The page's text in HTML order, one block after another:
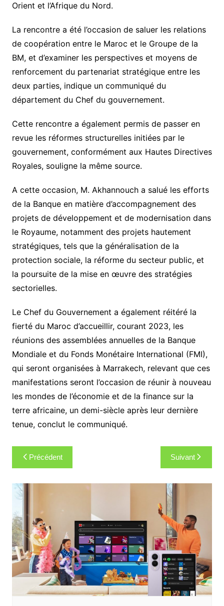
Orient et l’Afrique du Nord.
La rencontre a été l’occasion de saluer les relations
de coopération entre le Maroc et le Groupe de la
BM, et d’examiner les perspectives et moyens de
renforcement du partenariat stratégique entre les
deux parties, indique un communiqué du
département du Chef du gouvernement.
Cette rencontre a également permis de passer en
revue les réformes structurelles initiées par le
gouvernement, conformément aux Hautes Directives
Royales, souligne la même source.
A cette occasion, M. Akhannouch a salué les efforts
de la Banque en matière d’accompagnement des
projets de développement et de modernisation dans
le Royaume, notamment des projets hautement
stratégiques, tels que la généralisation de la
protection sociale, la réforme du secteur public, et
la poursuite de la mise en œuvre des stratégies
sectorielles.
Le Chef du Gouvernement a également réitéré la
fierté du Maroc d’accueillir, courant 2023, les
réunions des assemblées annuelles de la Banque
Mondiale et du Fonds Monétaire International (FMI),
qui seront organisées à Marrakech, relevant que ces
manifestations seront l’occasion de réunir à nouveau
les mondes de l’économie et de la finance sur la
terre africaine, un demi-siècle après leur dernière
tenue, conclut le communiqué.
Navigation
de
l’article
Précédent Suivant